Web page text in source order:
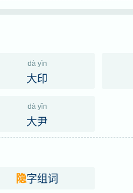
dà yìn
大印
dà yǐn
大尹
隐字组词